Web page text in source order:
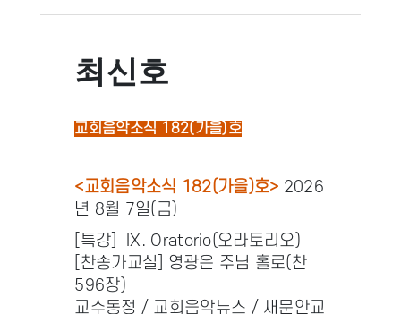
최신호
교회음악소식 182(가을)호
<교회음악소식 182(가을)호> 2026
년 8월 7일(금)
[특강] IX. Oratorio(오라토리오)
[찬송가교실] 영광은 주님 홀로(찬
596장)
교수동정 / 교회음악뉴스 / 새문안교